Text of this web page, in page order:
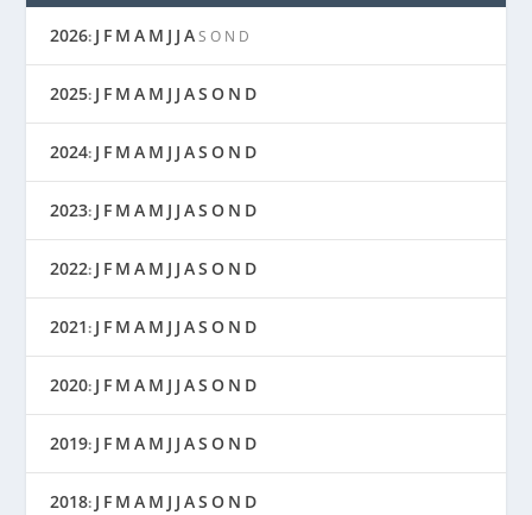
2026: J F M A M J J A S O N D
2025: J F M A M J J AS O N D
2024: J F M A M J J AS O N D
2023: J F M A M J J AS O N D
2022: J F M A M J J AS O N D
2021: J F M A M J J AS O N D
2020: J F M A M J J AS O N D
2019: J F M A M J J AS O N D
2018: J F M A M J J AS O N D